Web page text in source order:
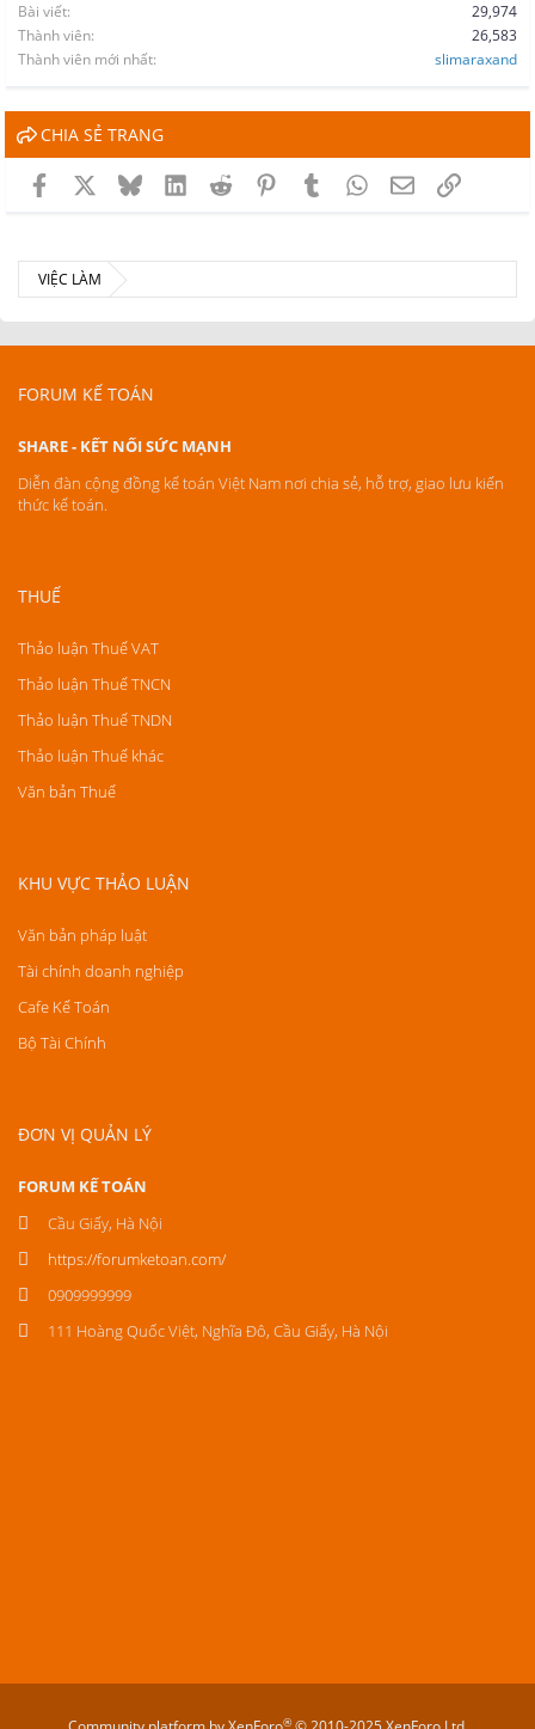
Bài viết
29,974
Thành viên
26,583
Thành viên mới nhất
slimaraxand
CHIA SẺ TRANG
Facebook BlueskyLinkedInReddit PinterestTumblrWhatsApp
EmailLink
VIỆC LÀM
FORUM KẾ TOÁN
SHARE - KẾT NỐI SỨC MẠNH
Diễn đàn cộng đồng kế toán Việt Nam nơi chia sẻ, hỗ trợ, giao lưu kiến
thức kế toán.
THUẾ
Thảo luận Thuế VAT
Thảo luận Thuế TNCN
Thảo luận Thuế TNDN
Thảo luận Thuế khác
Văn bản Thuế
KHU VỰC THẢO LUẬN
Văn bản pháp luật
Tài chính doanh nghiệp
Cafe Kế Toán
Bộ Tài Chính
ĐƠN VỊ QUẢN LÝ
FORUM KẾ TOÁN
Cầu Giấy, Hà Nội
https://forumketoan.com/
0909999999
111 Hoàng Quốc Việt, Nghĩa Đô, Cầu Giấy, Hà Nội
®